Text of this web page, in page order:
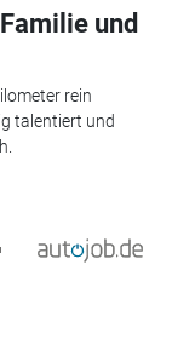
und
rein
talentiert und